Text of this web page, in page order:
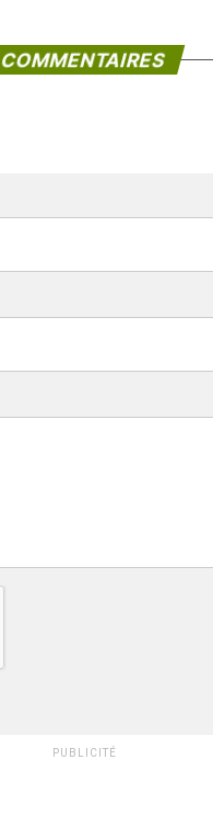
COMMENTAIRES
PUBLICITÉ